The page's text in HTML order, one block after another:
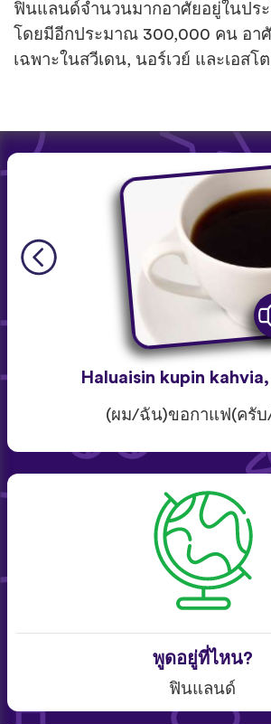
ฟินแลนด์จำนวนมากอาศัยอยู่ในปร
โดยมีอีกประมาณ 300,000 คน อา
เฉพาะในสวีเดน, นอร์เวย์ และเอสโ
Haluaisin kupin
(ผม/ฉัน)ขอกาแฟ(ครับ
พูดอยู่ที่ไหน?
ฟินแลนด์